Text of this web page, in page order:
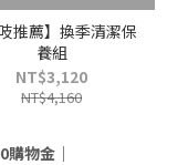
吱推薦】換季清潔保
養組
NT$3,120
NT$4,160
物金｜